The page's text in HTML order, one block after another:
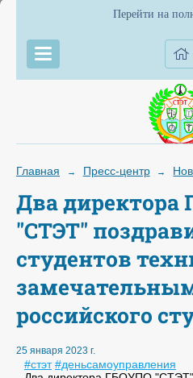
Перейти на
Главная → Пресс-центр →
Два директора
"СТЭТ"
студентов
российского
25 января 2023 г.
#стэт #деньсамоуправления